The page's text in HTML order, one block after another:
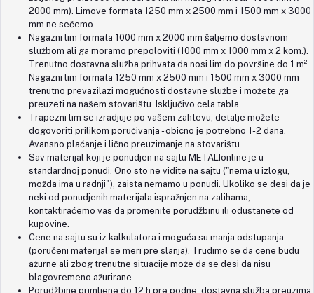
2000 mm). Limove formata 1250 mm x 2500 mm i 1500 mm x 3000
mm ne sečemo.
Nagazni lim formata 1000 mm x 2000 mm šaljemo dostavnom
službom ali ga moramo prepoloviti (1000 mm x 1000 mm x 2 kom.).
Trenutno dostavna služba prihvata da nosi lim do površine do 1 m².
Nagazni lim formata 1250 mm x 2500 mm i 1500 mm x 3000 mm
trenutno prevazilazi mogućnosti dostavne službe i možete ga
preuzeti na našem stovarištu. Isključivo cela tabla.
Trapezni lim se izradjuje po vašem zahtevu, detalje možete
dogovoriti prilikom poručivanja - obicno je potrebno 1-2 dana.
Avansno plaćanje i lično preuzimanje na stovarištu.
Sav materijal koji je ponudjen na sajtu METALIonline je u
standardnoj ponudi. Ono sto ne vidite na sajtu ("nema u izlogu,
možda ima u radnji"), zaista nemamo u ponudi. Ukoliko se desi da je
neki od ponudjenih materijala ispražnjen na zalihama,
kontaktiraćemo vas da promenite porudžbinu ili odustanete od
kupovine.
Cene na sajtu su iz kalkulatora i moguća su manja odstupanja
(poručeni materijal se meri pre slanja). Trudimo se da cene budu
ažurne ali zbog trenutne situacije može da se desi da nisu
blagovremeno ažurirane.
Porudžbine primljene do 12 h pre podne, dostavna služba preuzima